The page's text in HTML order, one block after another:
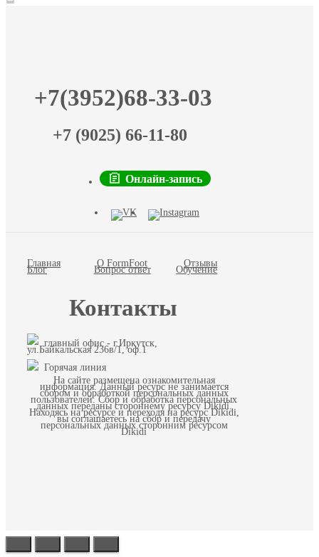
+7(3952)68-33-03
+7 (9025) 66-11-80
Онлайн-запись
Главная О FormFoot Отзывы
Блог Вопрос ответ Обучение
Контакты
главный офис - г.Иркутск,
ул.Байкальская 236в/1, оф.1
Горячая линия
На сайте размещена ознакомительная
информация. Данный ресурс не занимается
сбором и обработкой персональных данных
пользователей. Сбор и обработка персональных
данных переданы стороннему ресурсу Dikidi.
Находясь на ресурсе и переходя на ресурс Dikidi,
вы соглашаетесь на сбор и передачу
персональных данных сторонним ресурсом
Dikidi